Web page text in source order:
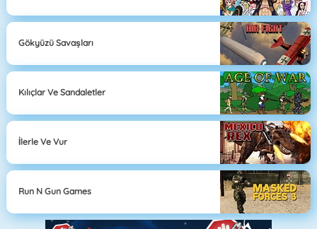
Gökyüzü Savaşları
Kılıçlar Ve Sandaletler
İlerle Ve Vur
Run N Gun Games